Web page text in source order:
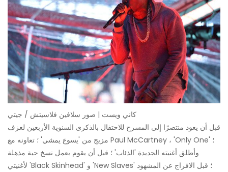
كاني ويست | صور سلافين فلاسيتش / جيتي
قبل أن يعود منتصرًا إلى المسرح للاحتفال بالذكرى السنوية الأربعين لعزف
مزيج من 'يسوع يمشي' ؛ تعاونه مع Paul McCartney ، 'Only One' ؛
وأطلق أغنيته الجديدة 'الذئاب' ؛ قبل أن يقوم بعمل نسخ حية مذهلة
لأغنيتي 'Black Skinhead' و 'New Slaves' ؛ قبل الافراج عن المشهود